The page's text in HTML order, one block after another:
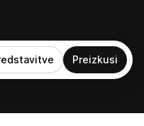
Preizkusi